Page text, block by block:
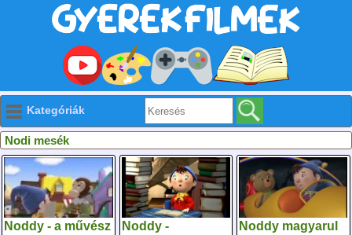
Kategóriák
Nodi mesék
Noddy - a művész
Noddy -
Noddy magyarul